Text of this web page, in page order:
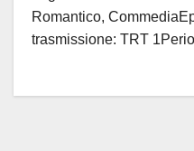
Romantico,
trasmissione: TRT